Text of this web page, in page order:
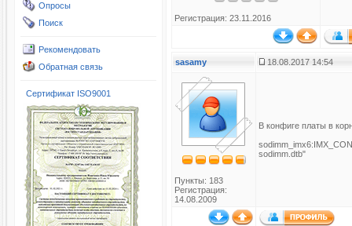
Опросы
Поиск
Рекомендовать
Обратная связь
Сертификат ISO9001
Регистрация: 23.11.2016
sasamy 18.08.2017 14:54
Пункты: 183
Регистрация:
14.08.2009
В конфиге платы в
sodimm.dtb"